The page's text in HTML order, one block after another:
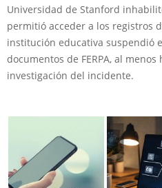
Universidad de Stanford
permitió acceder a los registros
institución educativa suspendió
documentos de FERPA, al
investigación del incidente.